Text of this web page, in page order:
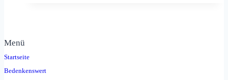
Menü
Startseite
Bedenkenswert